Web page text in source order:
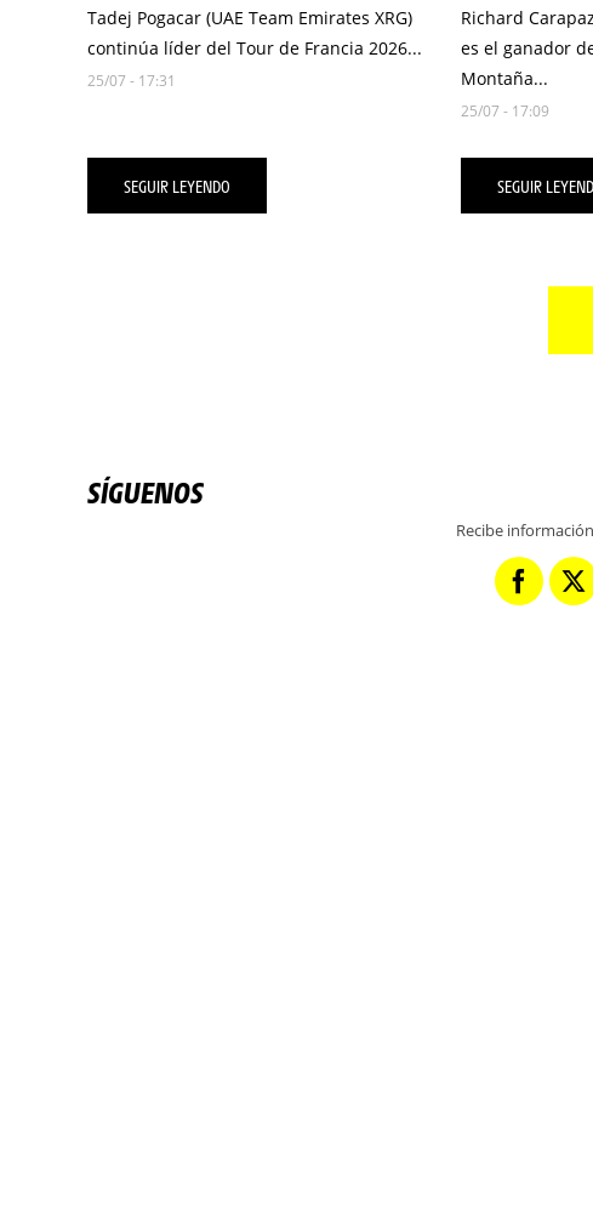
Tadej Pogacar (UAE Team Emirates XRG)
continúa líder del Tour de Francia 2026...
25/07 - 17:31
SEGUIR LEYENDO
Richard
es el ganador
Montaña...
25/07 - 17:09
SEGUIR
SÍGUENOS
Recibe